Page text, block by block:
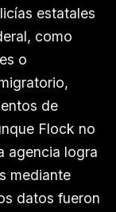
estatales
como
o
de
Flock no
agencia logra
mediante
datos fueron